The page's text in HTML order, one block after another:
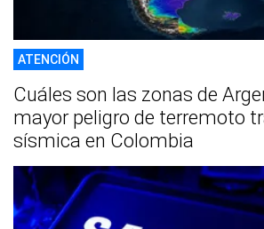
ATENCIÓN
Cuáles son las zonas de
mayor peligro de terremoto
sísmica en Colombia